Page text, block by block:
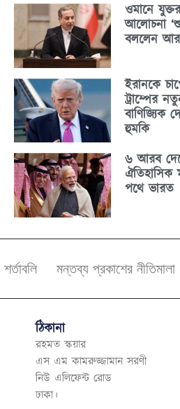
ওমানে
আলোচনা
বললেন
ইরানকে
ট্রাম্পের
বাণিজ্যিক
হুমকি
৬ আরব
ঐতিহাসিক
পথে ভারত
শর্তাবলি মন্তব্য প্রকাশের নীতিমালা
ঠিকানা
রহমত স্কয়ার
এস এম কামরুজ্জামান সরণী
নিউ এলিফেন্ট রোড
ঢাকা।